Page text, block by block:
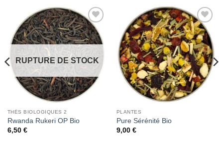
Add to
Wishlist
RUPTURE DE STOCK
THÉS BIOLOGIQUES 2
Rwanda Rukeri OP Bio
6,50 €
Add to
Wishlist
PLANTES
Pure Sérénité Bio
9,00 €